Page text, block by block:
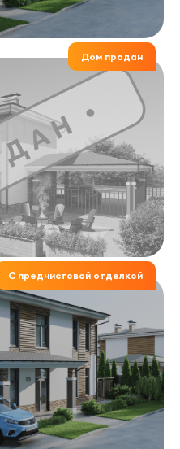
Дом продан
С предчистовой отделкой